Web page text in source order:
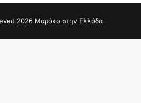
2026 Μαρόκο στην Ελλάδα